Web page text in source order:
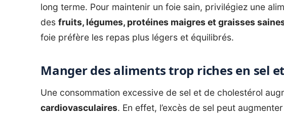
long terme. Pour maintenir un foie sain, privilégiez une
des fruits, légumes, protéines maigres et graisses
foie préfère les repas plus légers et équilibrés.
Manger des aliments trop riches en sel
Une consommation excessive de sel et de cholestérol
cardiovasculaires. En effet, l’excès de sel peut